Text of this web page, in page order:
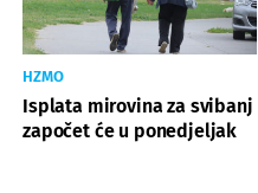
HZMO
Isplata mirovina za svibanj
započet će u ponedjeljak